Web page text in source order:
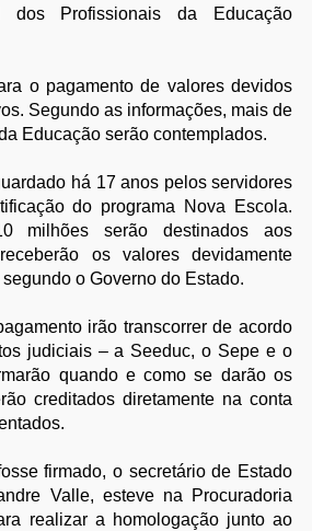
dos Profissionais da Educação
o pagamento de valores devidos
Segundo as informações, mais de
Educação serão contemplados.
há 17 anos pelos servidores
do programa Nova Escola.
milhões serão destinados aos
os valores devidamente
o Governo do Estado.
irão transcorrer de acordo
judiciais – a Seeduc, o Sepe e o
quando e como se darão os
creditados diretamente na conta
firmado, o secretário de Estado
Valle, esteve na Procuradoria
realizar a homologação junto ao